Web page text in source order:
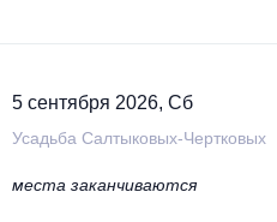
5 сентября 2026, Сб
Усадьба Салтыковых-Чертковых
места заканчиваются